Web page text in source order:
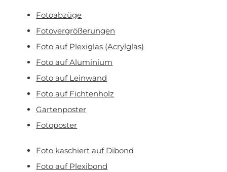
Fotoabzüge
Fotovergrößerungen
Foto auf Plexiglas (Acrylglas)
Foto auf Aluminium
Foto auf Leinwand
Foto auf Fichtenholz
Gartenposter
Fotoposter
Foto kaschiert auf Dibond
Foto auf Plexibond
Rabatt anfordern!
Mit Ihrer Anmeldung erklären Sie sich damit einverstanden, E-Mail-Marketing zu